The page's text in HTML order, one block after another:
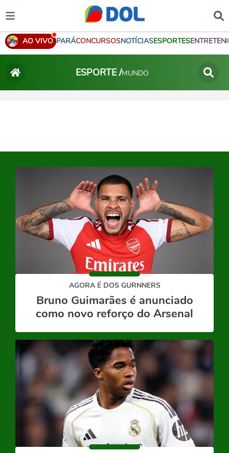
AO VIVO PARÁCONCURSOSNOTÍCIASESPORTES
ESPORTE /MUNDO
AGORA É DOS GURNNERS
Bruno Guimarães é anunciado
como novo reforço do Arsenal